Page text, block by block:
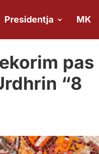
Presidentja MK
pas
“8